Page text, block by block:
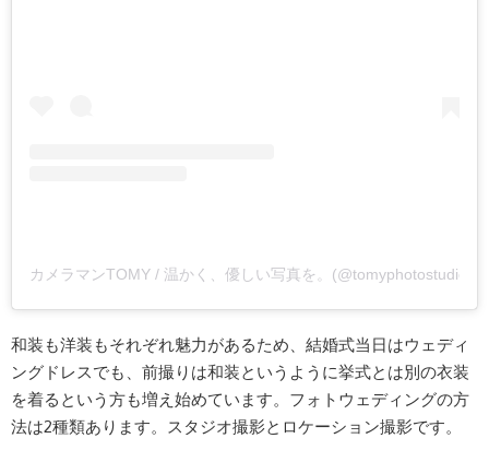
カメラマンTOMY / 温かく、優しい写真を。(@tomyphotostudio)
和装も洋装もそれぞれ魅力があるため、結婚式当日はウェディ
ングドレスでも、前撮りは和装というように挙式とは別の衣装
を着るという方も増え始めています。フォトウェディングの方
法は2種類あります。スタジオ撮影とロケーション撮影です。